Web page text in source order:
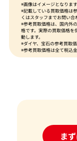
※画像はイメージとなります
※記載している買取価格は
くはスタッフまでお問い合
※参考買取価格は、国内外
格です。実際の買取価格を
動します。
※ダイヤ、宝石の参考買取
※参考買取価格は全て税込金
ま
24時